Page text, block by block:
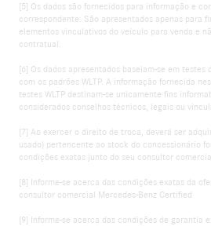
[5] Os dados são fornecidos para informação e
correspondente. São apresentados apenas para
elementos vinculativos do veículo para venda e
contratual.
[6] Os dados apresentados baseiam-se em testes
com os padrões WLTP. A informação fornecida
testes WLTP destinam-se unicamente fins
considerados conselhos técnicos, legais ou
[7] Ao exercer o direito de troca, deverá ser
usado) pertencente ao stock do concessionário
condições exatas junto do seu consultor
[8] Informe-se acerca das condições exatas da
consultor comercial Mercedes-Benz Certified
[9] Informe-se acerca das condições de garantia